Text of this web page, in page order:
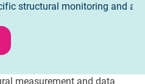
structural monitoring and